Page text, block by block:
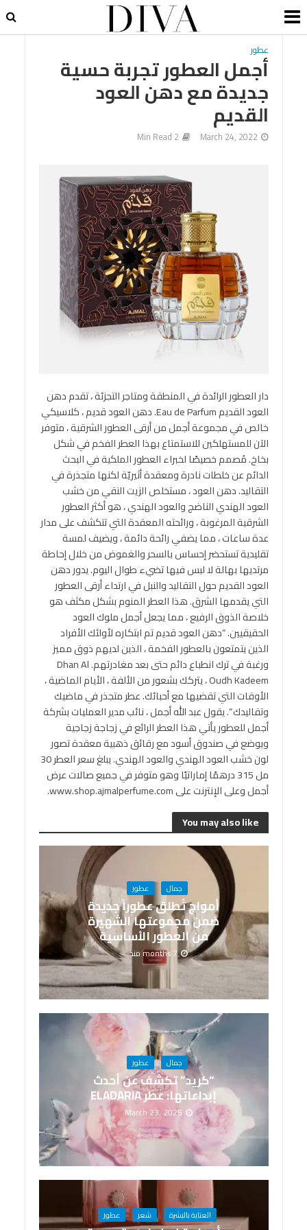
عطور
أجمل العطور تجربة حسية
جديدة مع دهن العود
القديم
March 24, 2022
2 Min Read
دار العطور الرائدة في المنطقة ومتاجر التجزئة ، تقدم دهن
العود القديم Eau de Parfum. دهن العود قديم ، كلاسيكي
خالص في مجموعة أجمل من أرقى العطور الشرقية ، متوفر
الآن للمستهلكين للاستمتاع بهذا العطر الفخم في شكل
بخاخ. مُصمم خصيصًا لخبراء العطور الملكية في البحث
الدائم عن خلطات نادرة ومعقدة أثيريّة لكنها متجذرة في
التقاليد. دهن العود ، مستخلص الزيت النقي من خشب
العود الهندي الناضج والعود الهندي ، هو أكثر العطور
الشرقية المرغوبة ، ورائحته المعقدة التي تتكشف على مدار
عدة ساعات ، مما يضفي رائحة دائمة ، ويضيف لمسة
تقليدية تستحضر إحساس بالسحر والغموض من خلال إحاطة
مرتديها بهالة لا لبس فيها تضيء طوال اليوم. يدور دهن
العود القديم حول التقاليد والنبل في ارتداء أرقى العطور
التي يقدمها الشرق. هذا العطر المنوم بشكل مكثف هو
خلاصة الذوق الرفيع ، مما يجعل أجمل ملوك العود
الحقيقيين. “دهن العود قديم تم ابتكاره لأولئك الأفراد
الذين يتمتعون بالعطور الفخمة ، الذين لديهم ذوق مميز
ورغبة في ترك انطباع دائم حتى بعد مغادرتهم. Dhan Al
Oudh Kadeem ، يتركك بشعور من الألفة ، الأيام الماضية ،
الأوقات التي تقضيها مع أحبائك. عطر متجذر في ماضيك
وتقاليدك “. يقول عبد الله أجمل ، نائب مدير العمليات بشركة
أجمل للعطور يأتي هذا العطر الرائع في زجاجة زجاجية
ويوضع في صندوق أسود مع رقائق ذهبية معقدة تصور
لون خشب العود الهندي والعود الهندي. يبلغ سعر العطر 30
مل 315 درهمًا إماراتيًا وهو متوفر في جميع صالات عرض
أجمل وعلى الإنترنت على www.shop.ajmalperfume.com.
You may also like
جمال عطور
أمواج تُطلق عطوراً جديدة
ضمن مجموعتها الشهيرة
من العطور الأساسية
7 months منذ
جمال عطور
“كريد” تكشف عن أحدث
إبداعاتها: عطر ELADARIA
March 23, 2025
العناية بالبشرة شعر عطور